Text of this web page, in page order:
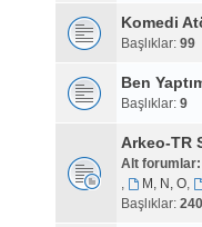
Komedi
Başlıklar: 99
Ben
Başlıklar: 9
Arkeo-TR
Alt forumlar:
,
M, N, O,
Başlıklar: 240